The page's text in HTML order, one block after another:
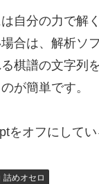
は自分の力で解
合は、解析ソ
棋譜の文字列を
が簡単です。
をオフにしてい
詰めオセロ